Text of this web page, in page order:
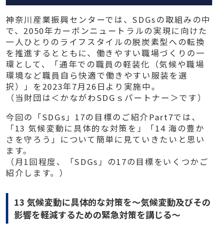
神奈川産業振興センターでは、SDGsの取組みの中
で、2050年カーボンニュートラルの実現に向けた
一人ひとりのライフスタイルの脱炭素型への転換
を推進するとともに、働きやすい職場づくりの一
環として、「通年での職員の軽装化（気候や職場
環境など職員自ら快適で働きやすい服装を選
択）」を2023年7月26日より実施中。
（当財団は＜かながわSDGｓパートナー＞です）
今回の「SDGs」17の目標のご紹介Part7では、
「13 気候変動に具体的な対策を」「14 海の豊か
さを守ろう」について簡単に見ていきたいと思い
ます。
（月1回程度、「SDGs」の17の目標をいくつかご
紹介します。）
13 気候変動に具体的な対策を～気候変動及びその
影響を軽減するための緊急対策を講じる～